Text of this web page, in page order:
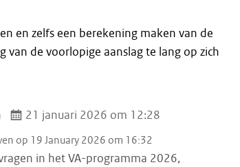
en zelfs een berekening maken van de
van de voorlopige aanslag te lang op zich
21 januari 2026 om 12:28
op 19 January 2026 om 16:32
in het VA-programma 2026,